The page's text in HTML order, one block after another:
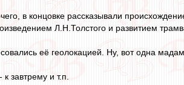
в концовке рассказывали
Л.Н.Толстого и развитием
её геолокацией. Ну, вот одна
завтрему и т.п.